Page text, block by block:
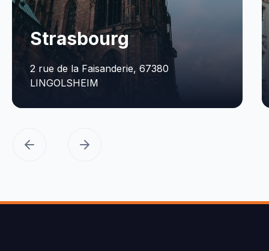
Lille
165 Avenue de la Marne, 59700 MARCQ-
EN-BARŒUL